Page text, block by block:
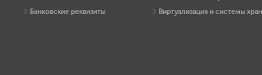
Банковские реквизиты
Виртуализация и системы